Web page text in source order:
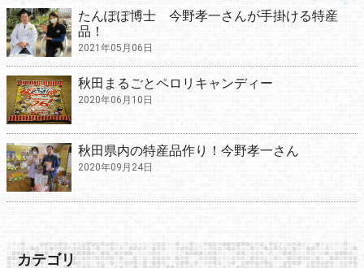
たんぽぽ博士 今野孝一さんが手掛ける特産
品！
2021年05月06日
秋田まるごとペロリキャンディー
2020年06月10日
秋田県内の特産品作り！今野孝一さん
2020年09月24日
カテゴリ